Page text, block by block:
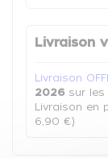
Livraison
Livraison
2026 sur
Livraison en
6,90 €)